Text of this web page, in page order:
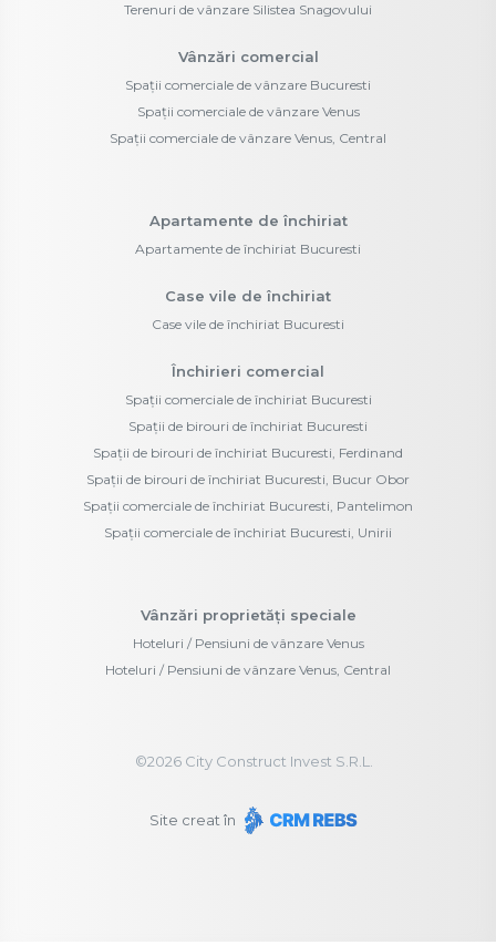
Terenuri de vânzare Silistea Snagovului
Vânzări comercial
Spații comerciale de vânzare Bucuresti
Spații comerciale de vânzare Venus
Spații comerciale de vânzare Venus, Central
Apartamente de închiriat
Apartamente de închiriat Bucuresti
Case vile de închiriat
Case vile de închiriat Bucuresti
Închirieri comercial
Spații comerciale de închiriat Bucuresti
Spații de birouri de închiriat Bucuresti
Spații de birouri de închiriat Bucuresti, Ferdinand
Spații de birouri de închiriat Bucuresti, Bucur Obor
Spații comerciale de închiriat Bucuresti, Pantelimon
Spații comerciale de închiriat Bucuresti, Unirii
Vânzări proprietăți speciale
Hoteluri / Pensiuni de vânzare Venus
Hoteluri / Pensiuni de vânzare Venus, Central
©2026City Construct Invest S.R.L.
Site creat în